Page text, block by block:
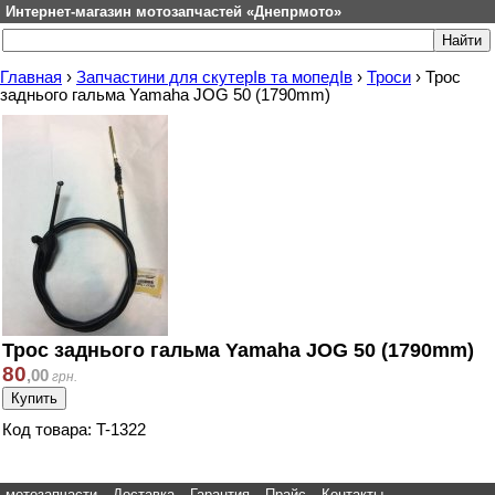
Интернет-магазин мотозапчастей «Днепрмото»
Главная › Запчастини для скутерІв та мопедІв › Троси › Трос
заднього гальма Yamaha JOG 50 (1790mm)
Трос заднього гальма Yamaha JOG 50 (1790mm)
80,00 грн.
Код товара: T-1322